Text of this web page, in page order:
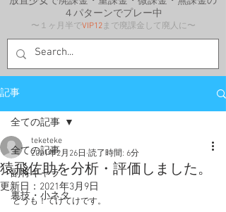
４パターンでプレー中
〜１ヶ月半でVIP12まで廃課金して廃人に〜
記事
全ての記事
副将キャラ
裏技・小ネタ
全ての記事
猿飛佐助を分析・評価しました。
teketeke
2021年2月26日 読了時間: 6分
更新日： 2021年3月9日
どうも！てけてけです。